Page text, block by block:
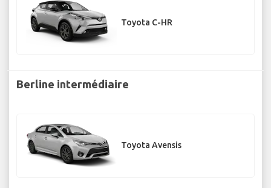
Toyota C-HR
Berline intermédiaire
Toyota Avensis